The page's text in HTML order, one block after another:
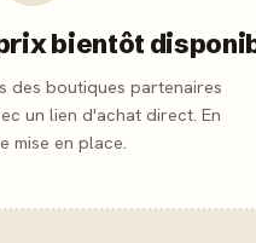
bientôt
des boutiques partenaires
un lien d'achat direct. En
mise en place.